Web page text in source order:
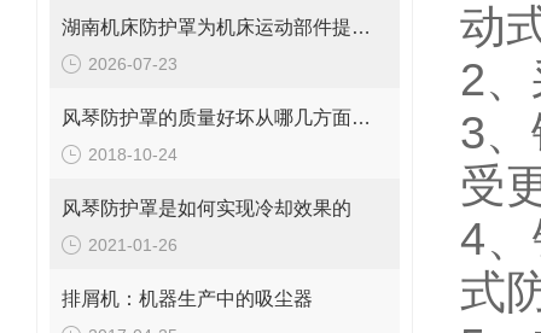
湖南机床防护罩为机床运动部件提供安全保护
2026-07-23
风琴防护罩的质量好坏从哪几方面区分
2018-10-24
风琴防护罩是如何实现冷却效果的
2021-01-26
排屑机：机器生产中的吸尘器
动
2
3
受
4
式